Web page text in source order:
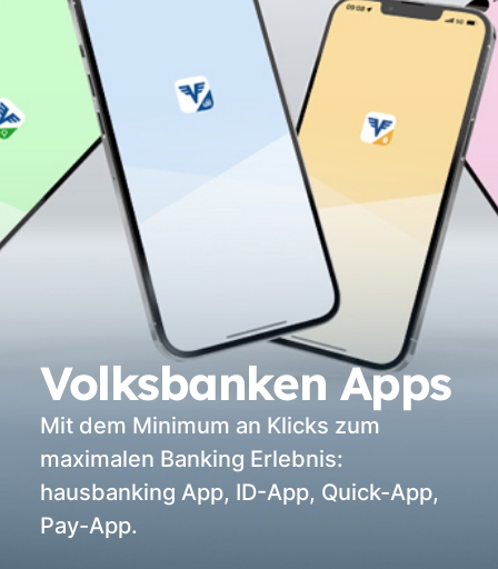
Volksbanken Apps
Mit dem Minimum an Klicks zum
maximalen Banking Erlebnis:
hausbanking App, ID-App, Quick-App,
Pay-App.